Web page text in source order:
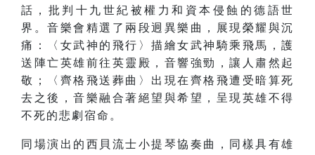
話，批判十九世紀被權力和資本侵蝕的德語世
界。音樂會精選了兩段迥異樂曲，展現榮耀與沉
痛：〈女武神的飛行〉描繪女武神騎乘飛馬，護
送陣亡英雄前往英靈殿，音響強勁，讓人肅然起
敬；〈齊格飛送葬曲〉出現在齊格飛遭受暗算死
去之後，音樂融合著絕望與希望，呈現英雄不得
不死的悲劇宿命。
同場演出的西貝流士小提琴協奏曲，同樣具有雄